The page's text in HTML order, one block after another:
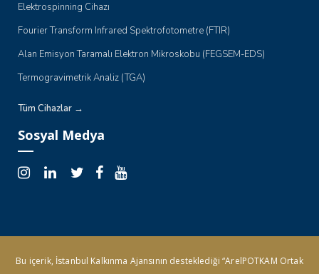
Elektrospinning Cihazı
Fourier Transform Infrared Spektrofotometre (FTIR)
Alan Emisyon Taramalı Elektron Mikroskobu (FEGSEM-EDS)
Termogravimetrik Analiz (TGA)
Tüm Cihazlar →
Sosyal Medya
Bu içerik, İstanbul Kalkınma Ajansının desteklediği “ArelPOTKAM Ortak